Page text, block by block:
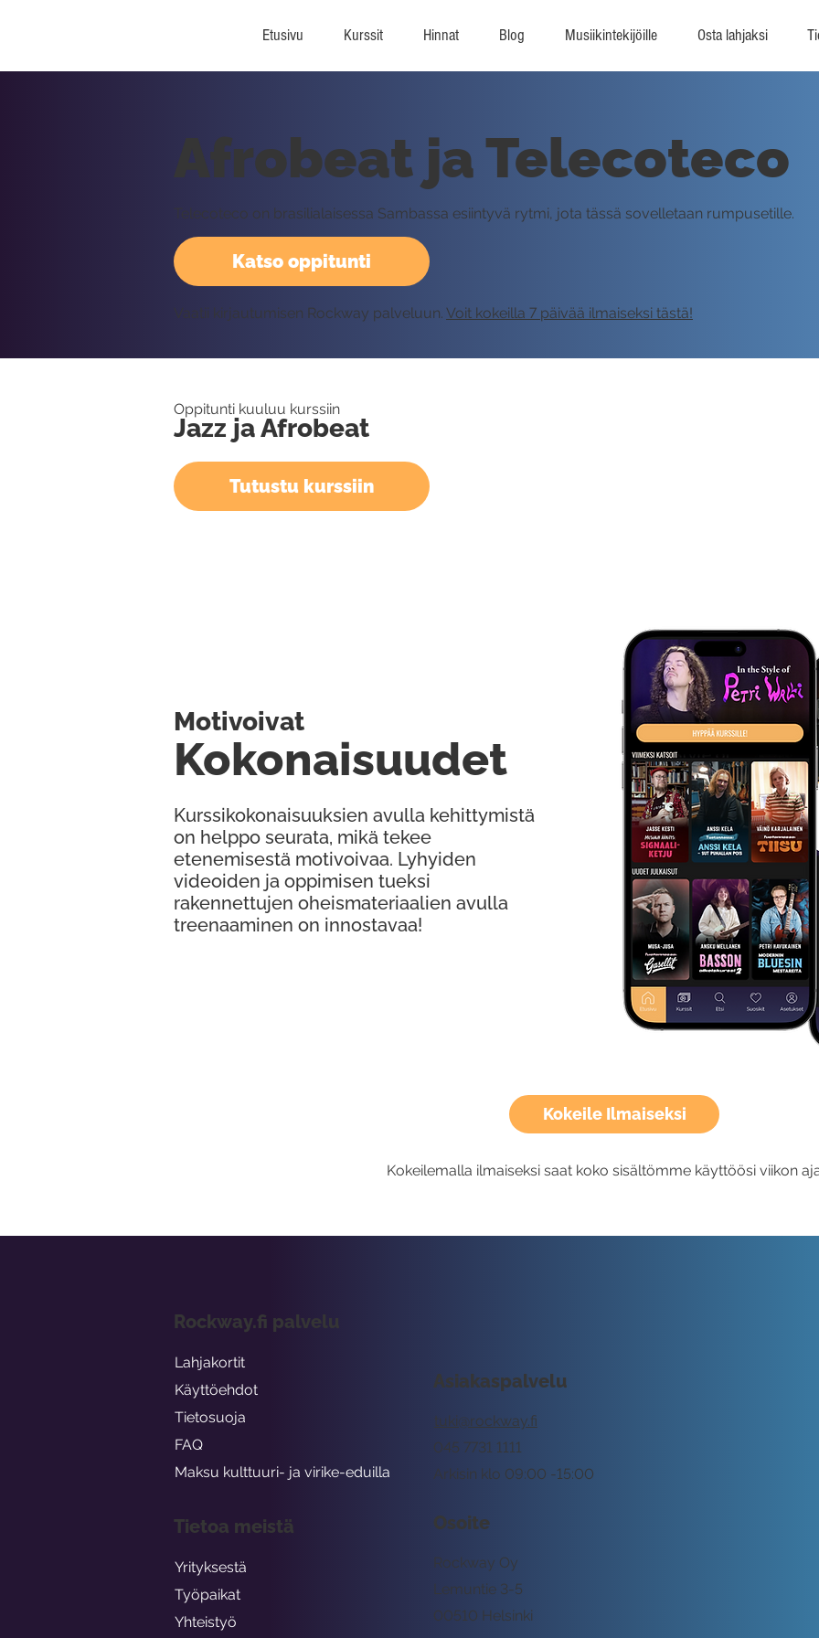
Etusivu Kurssit Hinnat Blog Musiikintekijöille Osta lahjaksi
Kokeile Ilmaiseksi
Kokeilemalla ilmaiseksi saat koko sisältömme käyttöösi viikon
Katso oppitunti
Afrobeat ja Telecoteco
Telecoteco on brasilialaisessa Sambassa esiintyvä rytmi, jota tässä sovelletaan rumpusetille.
Vaatii kirjautumisen Rockway palveluun. Voit kokeilla 7 päivää ilmaiseksi tästä!
Oppitunti kuuluu kurssiin
Jazz ja Afrobeat
Tutustu kurssiin
Kurssikokonaisuuksien avulla kehittymistä
on helppo seurata, mikä tekee
etenemisestä motivoivaa. Lyhyiden
videoiden ja oppimisen tueksi
rakennettujen oheismateriaalien avulla
treenaaminen on innostavaa!
Kokonaisuudet
Motivoivat
Asiakaspalvelu
tuki@rockway.fi
Arkisin klo 09:00 -15:00
045 7731 1111
Osoite
Rockway Oy
Lemuntie 3-5
00510 Helsinki
Rockway.fi palvelu
Lahjakortit
Käyttöehdot
Tietosuoja
FAQ
Maksu kulttuuri- ja virike-eduilla
Tietoa meistä
Yrityksestä
Työpaikat
Yhteistyö